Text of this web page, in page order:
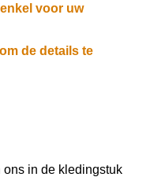
voor uw
de details te
in de kledingstuk